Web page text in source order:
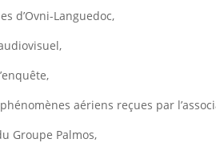
d’Ovni-Languedoc,
aériens reçues par
Groupe Palmos,